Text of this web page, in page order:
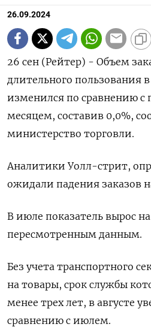
26.09.2024
26 сен (Рейтер) - Объем
длительного пользования
изменился по сравнению
месяцем, составив 0,0%,
министерство торговли.
Аналитики Уолл-стрит,
ожидали падения заказов
В июле показатель вырос
пересмотренным данным.
Без учета транспортного
на товары, срок службы
менее трех лет, в августе
сравнению с июлем.